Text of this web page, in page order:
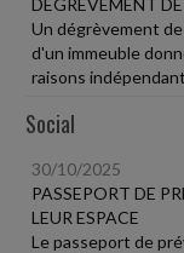
Un dégrèvement
d'un immeuble
raisons
Social
30/10/2025
PASSEPORT DE
LEUR ESPACE
Le passeport de